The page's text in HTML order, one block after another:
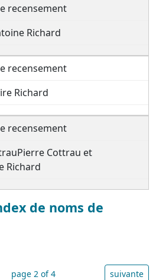
recensement
Richard
recensement
Richard
recensement
Cottrau et
Richard
de noms de
page 2 of 4 suivante